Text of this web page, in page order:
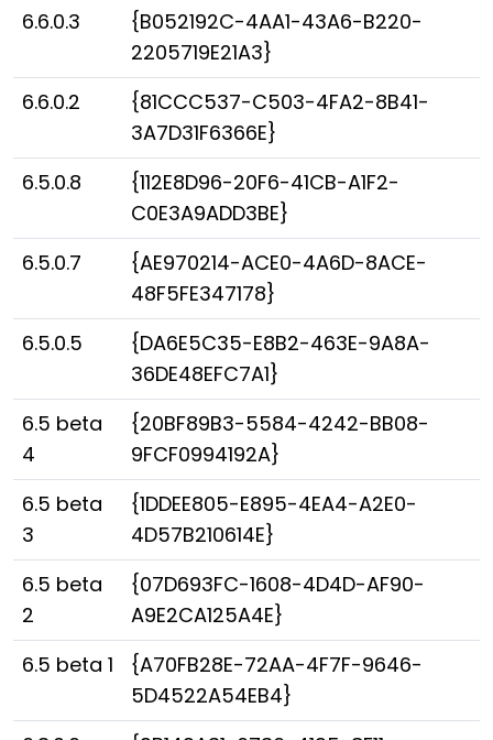
6.6.0.3
{B052192C-4AA1-43A6-B220-
2205719E21A3}
6.6.0.2
{81CCC537-C503-4FA2-8B41-
3A7D31F6366E}
6.5.0.8
{112E8D96-20F6-41CB-A1F2-
C0E3A9ADD3BE}
6.5.0.7
{AE970214-ACE0-4A6D-8ACE-
48F5FE347178}
6.5.0.5
{DA6E5C35-E8B2-463E-9A8A-
36DE48EFC7A1}
6.5 beta
4
{20BF89B3-5584-4242-BB08-
9FCF0994192A}
6.5 beta
3
{1DDEE805-E895-4EA4-A2E0-
4D57B210614E}
6.5 beta
2
{07D693FC-1608-4D4D-AF90-
A9E2CA125A4E}
6.5 beta 1
{A70FB28E-72AA-4F7F-9646-
5D4522A54EB4}